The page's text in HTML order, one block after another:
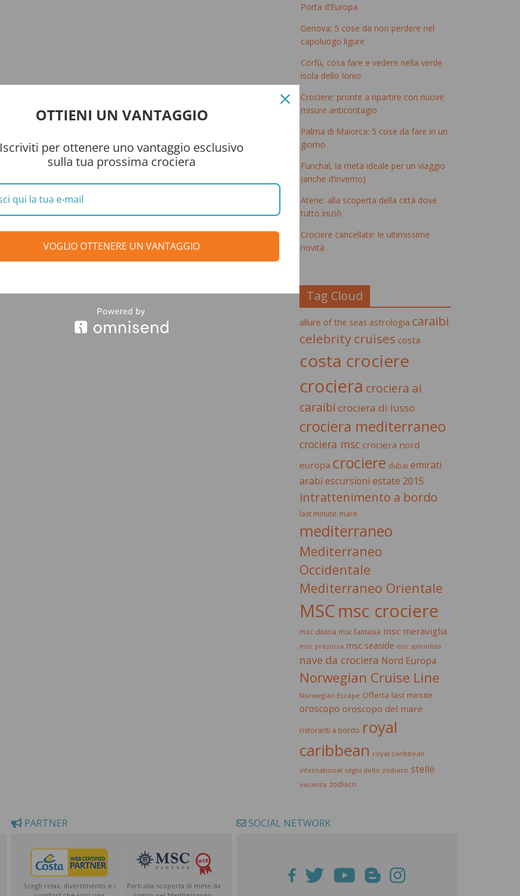
Porta d’Europa
Genova: 5 cose da non perdere nel
capoluogo ligure
Corfù, cosa fare e vedere nella verde
isola dello Ionio
Crociere: pronte a ripartire con nuove
misure anticontagio
Palma di Maiorca: 5 cose da fare in un
giorno
Funchal, la meta ideale per un viaggio
(anche d’inverno)
Atene: alla scoperta della città dove
tutto iniziò
Crociere cancellate: le ultimissime
novità
Tag Cloud
allure of the seas astrologia caraibi
celebrity cruises costa
costa crociere
crociera crociera ai
caraibi crociera di lusso
crociera mediterraneo
crociera msc crociera nord
europa crociere dubai emirati
arabi escursioni estate 2015
intrattenimento a bordo
last minute mare
mediterraneo
Mediterraneo
Occidentale
Mediterraneo Orientale
MSCmsc crociere
msc divina msc fantasia msc meraviglia
msc preziosa msc seaside msc splendida
nave da crociera Nord Europa
Norwegian Cruise Line
Norwegian Escape Offerta last minute
oroscopo oroscopo del mare
ristoranti a bordo royal
caribbean royal caribbean
international segni dello zodiaco stelle
vacanza zodiaco
PARTNER
Scegli relax, divertimento e i
Parti alla scoperta di mete da
SOCIAL NETWORK
OTTIENI UN VANTAGGIO
Iscriviti per ottenere uno vantaggio esclusivo
sulla tua prossima crociera
VOGLIO OTTENERE UN VANTAGGIO